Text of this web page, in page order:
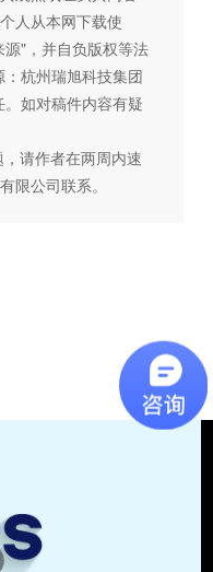
人从本网下载使
"，并自负版权等法
杭州瑞旭科技集团
如对稿件内容有疑
请作者在两周内速
限公司联系。